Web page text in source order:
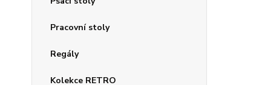
Pracovní stoly
Regály
Kolekce RETRO